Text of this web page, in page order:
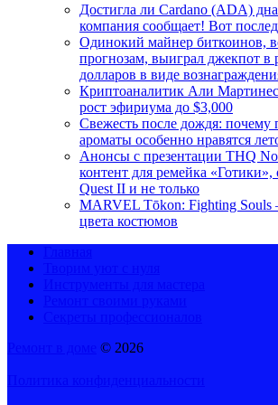
Достигла ли Cardano (ADA)
компания сообщает! Вот
Одинокий майнер биткоинов,
прогнозам, выиграл джекпот в
долларов в виде
Криптоаналитик Али
рост эфириума до $3,000
Свежесть после дождя: почему
ароматы особенно нравятся
Анонсы с презентации THQ
контент для ремейка
Quest II и не только
MARVEL Tōkon: Fighting Souls
цвета костюмов
© 2026